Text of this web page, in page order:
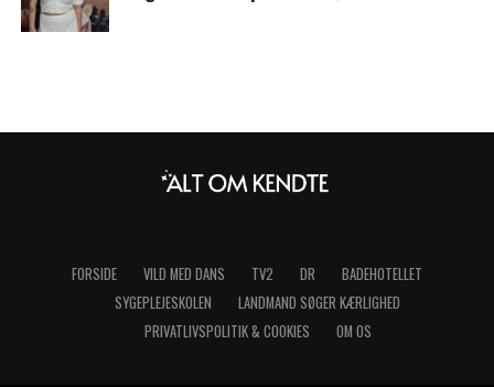
FORSIDE VILD MED DANS TV2 DR
BADEHOTELLET
SYGEPLEJESKOLEN
LANDMAND SØGER KÆRLIGHED
PRIVATLIVSPOLITIK & COOKIES
OM OS